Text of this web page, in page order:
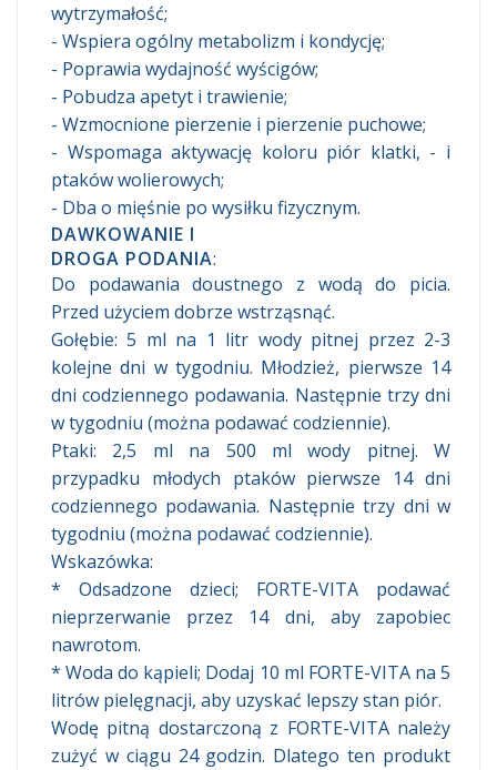
wytrzymałość;
- Wspiera ogólny metabolizm i kondycję;
- Poprawia wydajność wyścigów;
- Pobudza apetyt i trawienie;
- Wzmocnione pierzenie i pierzenie puchowe;
- Wspomaga aktywację koloru piór klatki, - i
ptaków wolierowych;
- Dba o mięśnie po wysiłku fizycznym.
DAWKOWANIE I
DROGA PODANIA:
Do podawania doustnego z wodą do picia.
Przed użyciem dobrze wstrząsnąć.
Gołębie: 5 ml na 1 litr wody pitnej przez 2-3
kolejne dni w tygodniu. Młodzież, pierwsze 14
dni codziennego podawania. Następnie trzy dni
w tygodniu (można podawać codziennie).
Ptaki: 2,5 ml na 500 ml wody pitnej. W
przypadku młodych ptaków pierwsze 14 dni
codziennego podawania. Następnie trzy dni w
tygodniu (można podawać codziennie).
Wskazówka:
* Odsadzone dzieci; FORTE-VITA podawać
nieprzerwanie przez 14 dni, aby zapobiec
nawrotom.
* Woda do kąpieli; Dodaj 10 ml FORTE-VITA na 5
litrów pielęgnacji, aby uzyskać lepszy stan piór.
Wodę pitną dostarczoną z FORTE-VITA należy
zużyć w ciągu 24 godzin. Dlatego ten produkt